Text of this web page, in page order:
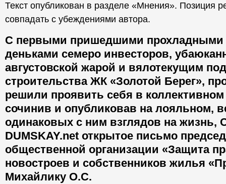
Текст опубликован в разделе «Мнения». Позиция
совпадать с убеждениями автора.
С первыми пришедшими прохладными
деньками семеро инвесторов,
августовской жарой и вялотекущим
строительства ЖК «Золотой Берег»,
решили проявить себя в коллективном
сочинив и опубликовав на лояльном,
одинаковых с ним взглядов на жизнь,
DUMSKAY.net открытое письмо
общественной организации «Защита
новостроев и собственников жилья
Михайлику О.С.